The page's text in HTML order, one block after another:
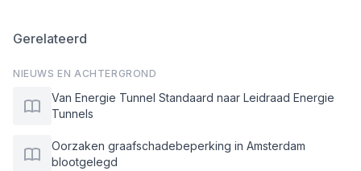
Gerelateerd
NIEUWS EN ACHTERGROND
Van Energie Tunnel Standaard naar Leidraad Energie
Tunnels
Oorzaken graafschadebeperking in Amsterdam
blootgelegd